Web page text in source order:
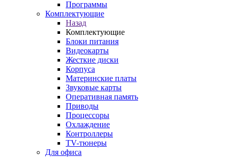
Программы
Комплектующие
Назад
Комплектующие
Блоки питания
Видеокарты
Жесткие диски
Корпуса
Материнские платы
Звуковые карты
Оперативная память
Приводы
Процессоры
Охлаждение
Контроллеры
TV-тюнеры
Для офиса